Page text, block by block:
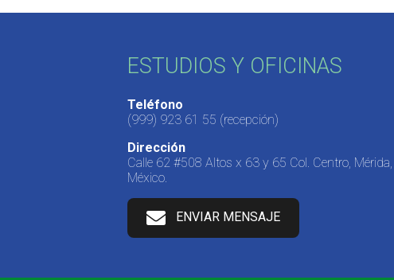
ESTUDIOS Y OFICINAS
Teléfono
(999) 923 61 55 (recepción)
Dirección
Calle 62 #508 Altos x 63 y 65 Col. Centro, Mérida,
México.
ENVIAR MENSAJE